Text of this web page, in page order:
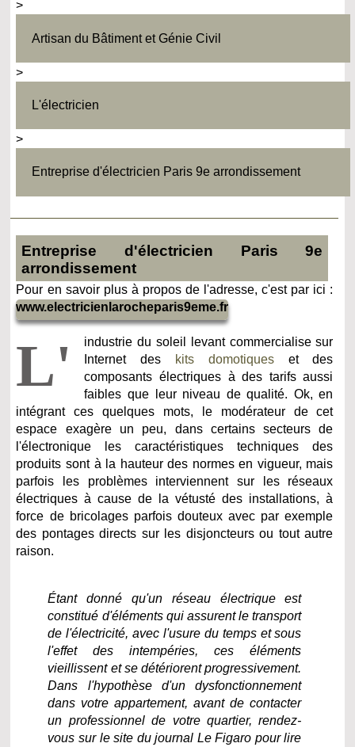
>
Artisan du Bâtiment et Génie Civil
>
L'électricien
>
Entreprise d'électricien Paris 9e arrondissement
Entreprise d'électricien Paris 9e
arrondissement
Pour en savoir plus à propos de l'adresse, c'est par ici :
www.electricienlarocheparis9eme.fr
L'
industrie du soleil levant commercialise sur
Internet des
kits domotiqueset des
composants électriques à des tarifs aussi
faibles que leur niveau de qualité. Ok, en
intégrant ces quelques mots, le modérateur de cet
espace exagère un peu, dans certains secteurs de
l'électronique les caractéristiques techniques des
produits sont à la hauteur des normes en vigueur, mais
parfois les problèmes interviennent sur les réseaux
électriques à cause de la vétusté des installations, à
force de bricolages parfois douteux avec par exemple
des pontages directs sur les disjoncteurs ou tout autre
raison.
Étant donné qu'un réseau électrique est
constitué d'éléments qui assurent le transport
de l'électricité, avec l'usure du temps et sous
l'effet des intempéries, ces éléments
vieillissent et se détériorent progressivement.
Dans l'hypothèse d'un dysfonctionnement
dans votre appartement, avant de contacter
un professionnel de votre quartier, rendez-
vous sur le site du journal Le Figaro pour lire